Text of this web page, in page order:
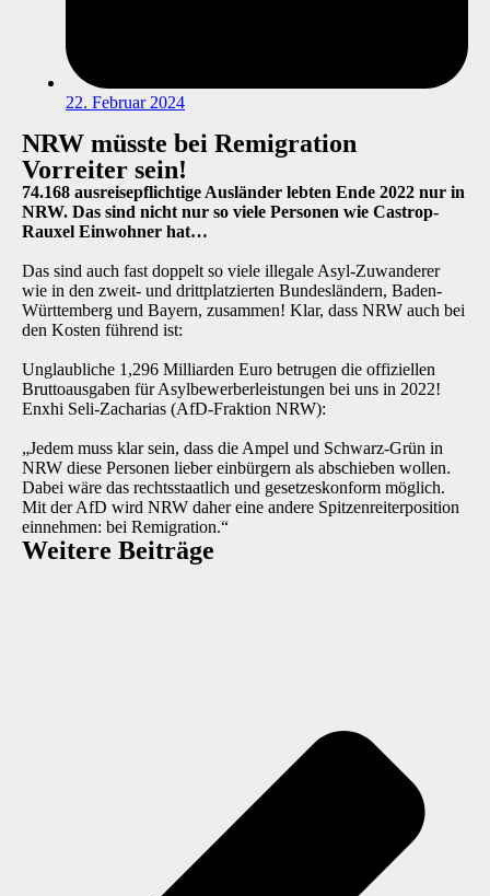
22. Februar 2024
NRW müsste bei Remigration
Vorreiter sein!
74.168 ausreisepflichtige Ausländer lebten Ende 2022 nur in
NRW. Das sind nicht nur so viele Personen wie Castrop-
Rauxel Einwohner hat…
Das sind auch fast doppelt so viele illegale Asyl-Zuwanderer
wie in den zweit- und drittplatzierten Bundesländern, Baden-
Württemberg und Bayern, zusammen! Klar, dass NRW auch bei
den Kosten führend ist:
Unglaubliche 1,296 Milliarden Euro betrugen die offiziellen
Bruttoausgaben für Asylbewerberleistungen bei uns in 2022!
Enxhi Seli-Zacharias (AfD-Fraktion NRW):
„Jedem muss klar sein, dass die Ampel und Schwarz-Grün in
NRW diese Personen lieber einbürgern als abschieben wollen.
Dabei wäre das rechtsstaatlich und gesetzeskonform möglich.
Mit der AfD wird NRW daher eine andere Spitzenreiterposition
einnehmen: bei Remigration.“
Weitere Beiträge